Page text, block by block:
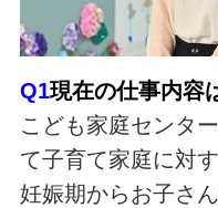
Q1現在の仕事内容
こども家庭センタ
て子育て家庭に対
妊娠期からお子さ